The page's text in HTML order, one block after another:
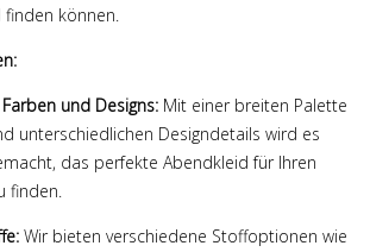
können.
und Designs: Mit einer breiten Palette
unterschiedlichen Designdetails wird es
das perfekte Abendkleid für Ihren
finden.
Wir bieten verschiedene Stoffoptionen wie